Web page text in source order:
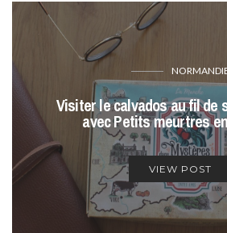
Visiter le calvados au fil de
avec Petits meurtres
VIEW POST